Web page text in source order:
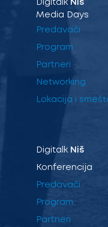
Digitalk Niš
Media Days
Predavači
Program
Partneri
Networking
Lokacija i
Digitalk Niš
Konferencija
Predavači
Program
Partneri